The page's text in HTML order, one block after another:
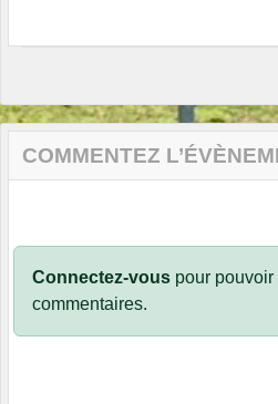
COMMENTEZ
Connectez-vous pour
commentaires.